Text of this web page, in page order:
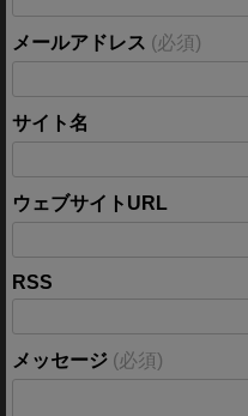
メールアドレス (必須)
サイト名
ウェブサイトURL
RSS
メッセージ (必須)